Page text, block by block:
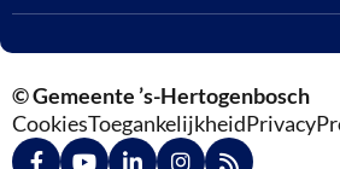
© Gemeente ’s-Hertogenbosch
CookiesToegankelijkheidPrivacy